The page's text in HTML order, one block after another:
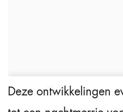
Deze ontwikkelingen